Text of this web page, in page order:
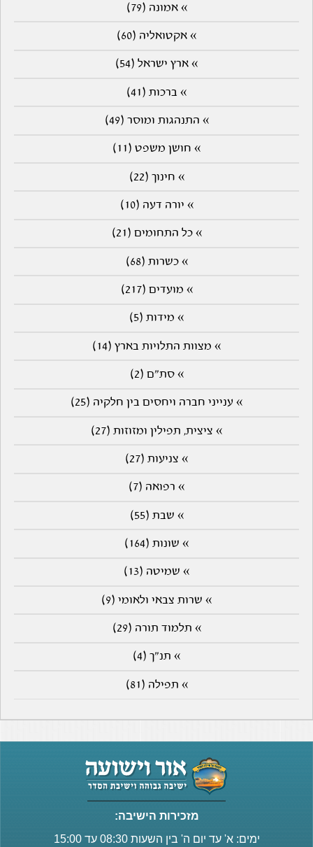
» אמונה (79)
» אקטואליה (60)
» ארץ ישראל (54)
» ברכות (41)
» התנהגות ומוסר (49)
» חושן משפט (11)
» חינוך (22)
» יורה דעה (10)
» כל התחומים (21)
» כשרות (68)
» מועדים (217)
» מידות (5)
» מצוות התלויות בארץ (14)
» סת"ם (2)
» ענייני חברה ויחסים בין חלקיה (25)
» ציצית, תפילין ומזוזות (27)
» צניעות (27)
» רפואה (7)
» שבת (55)
» שונות (164)
» שמיטה (13)
» שרות צבאי ולאומי (9)
» תלמוד תורה (29)
» תנ"ך (4)
» תפילה (81)
מזכירות הישיבה:
ימים: א' עד יום ה' בין השעות 08:30 עד 15:00